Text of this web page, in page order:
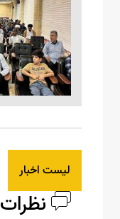
لیست اخبار
نظرات